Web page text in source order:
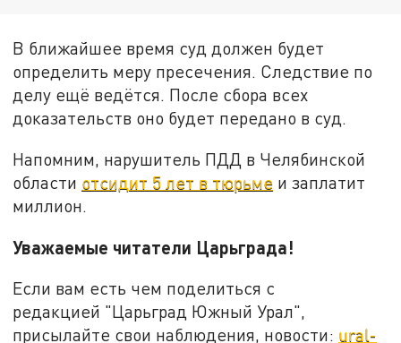
В ближайшее время суд должен будет
определить меру пресечения. Следствие по
делу ещё ведётся. После сбора всех
доказательств оно будет передано в суд.
Напомним, нарушитель ПДД в Челябинской
области отсидит 5 лет в тюрьме и заплатит
миллион.
Уважаемые читатели Царьграда!
Если вам есть чем поделиться с
редакцией "Царьград Южный Урал",
присылайте свои наблюдения, новости: ural-